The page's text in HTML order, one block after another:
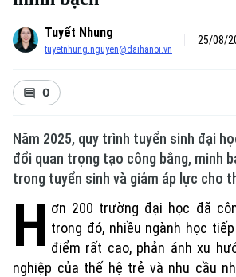
Tuyết Nhung
tuyetnhung.nguyen@daihanoi.vn
25/08/
0
Năm 2025, quy trình tuyển sinh đại
đổi quan trọng tạo công bằng, minh
trong tuyển sinh và giảm áp lực cho
H ơn 200 trường đại học đã
trong đó, nhiều ngành học
điểm rất cao, phản ánh xu
nghiệp của thế hệ trẻ và nhu cầu